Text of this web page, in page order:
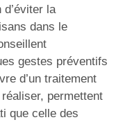
d’éviter la
dans le
gestes préventifs
d’un traitement
permettent
que celle des